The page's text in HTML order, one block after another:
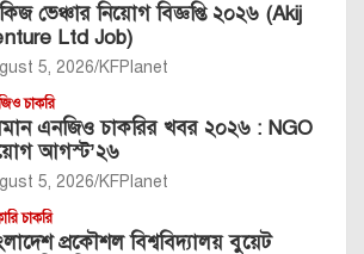
ভেঞ্চার নিয়োগ বিজ্ঞপ্তি ২০২৬ (Akij
Ltd Job)
5, 2026 KFPlanet
চাকরি
এনজিও চাকরির খবর ২০২৬ : NGO
আগস্ট’২৬
5, 2026 KFPlanet
চাকরি
প্রকৌশল বিশ্ববিদ্যালয় বুয়েট